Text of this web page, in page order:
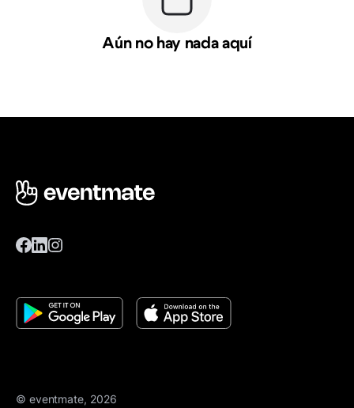
Aún no hay nada aquí
© eventmate, 2026